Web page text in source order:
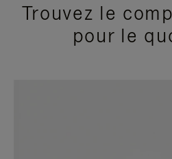
Trouvez le
pour le